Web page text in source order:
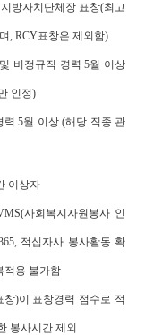
방자치단체장 표창(최고
, RCY표창은 제외함)
비정규직 경력 5월 이상
인정)
5월 이상 (해당 직종 관
이상자
사회복지자원봉사 인
적십자사 봉사활동 확
적용 불가함
)이 표창경력 점수로 적
봉사시간 제외